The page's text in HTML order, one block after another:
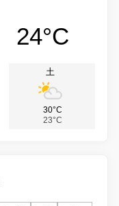
24°C
土
30°C
23°C